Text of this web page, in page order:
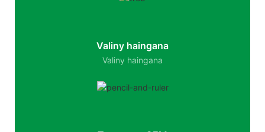
Valiny haingana
Valiny haingana